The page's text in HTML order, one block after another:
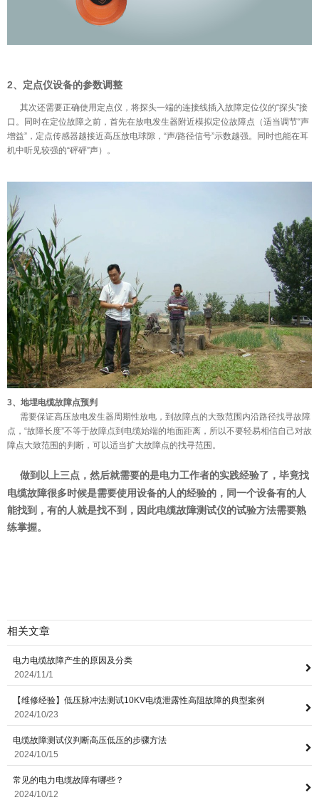
2、 定点仪设备的参数调整
其次还需要正确使用定点仪，将探头一端的连接线插入故障定位仪的“探头”接
口。同时在定位故障之前，首先在放电发生器附近模拟定位故障点（适当调节“声
增益”，定点传感器越接近高压放电球隙，“声/路径信号”示数越强。同时也能在耳
机中听见较强的“砰砰”声）。
3、 地埋电缆故障点预判
需要保证高压放电发生器周期性放电，到故障点的大致范围内沿路径找寻故障
点，“故障长度”不等于故障点到电缆始端的地面距离，所以不要轻易相信自己对故
障点大致范围的判断，可以适当扩大故障点的找寻范围。
做到以上三点，然后就需要的是电力工作者的实践经验了，毕竟找
电缆故障很多时候是需要使用设备的人的经验的，同一个设备有的人
能找到，有的人就是找不到，因此电缆故障测试仪的试验方法需要熟
练掌握。
相关文章
电力电缆故障产生的原因及分类
2024/11/1
【维修经验】低压脉冲法测试10KV电缆泄露性高阻故障的典型案例
2024/10/23
电缆故障测试仪判断高压低压的步骤方法
2024/10/15
常见的电力电缆故障有哪些？
2024/10/12